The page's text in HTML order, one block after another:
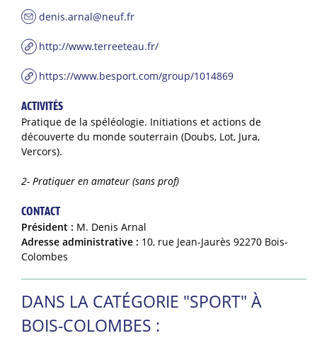
denis.arnal@neuf.fr
http://www.terreeteau.fr/
https://www.besport.com/group/1014869
ACTIVITÉS
Pratique de la spéléologie. Initiations et actions de
découverte du monde souterrain (Doubs, Lot, Jura,
Vercors).
2- Pratiquer en amateur (sans prof)
CONTACT
Président : M. Denis Arnal
Adresse administrative : 10, rue Jean-Jaurès 92270 Bois-
Colombes
DANS LA CATÉGORIE "SPORT" À
BOIS-COLOMBES :